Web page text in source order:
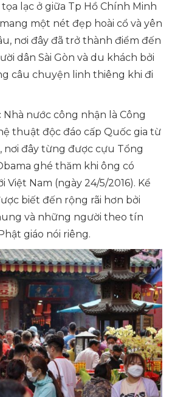
lạc ở giữa Tp Hồ Chính Minh
một nét đẹp hoài cổ và yên
nơi đây đã trở thành điểm đến
dân Sài Gòn và du khách bởi
câu chuyện linh thiêng khi đi
nước công nhận là Công
thuật độc đáo cấp Quốc gia từ
nơi đây từng được cựu Tổng
ghé thăm khi ông có
Nam (ngày 24/5/2016). Kể
biết đến rộng rãi hơn bởi
và những người theo tín
giáo nói riêng.